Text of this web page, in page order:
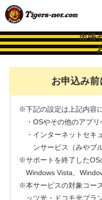
出張
お申込み
下記の設定は上記内容
OSやその他のアプ
インターネットセキ
ンサービス（みやブ
サポートを終了したOS
Windows Vista、
本サービスの対象コー
ッツ光・ドコモ光プラ